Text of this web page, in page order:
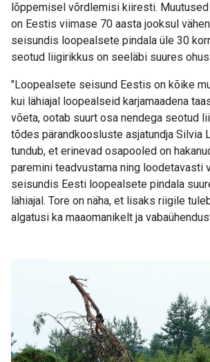
lõppemisel võrdlemisi kiiresti.
on Eestis viimase 70 aasta jooksul
seisundis loopealsete pindala üle 30
seotud liigirikkus on seeläbi suures ohus.
"Loopealsete seisund Eestis on kõike
kui lähiajal loopealseid karjamaadena
võeta, ootab suurt osa nendega seotud
tõdes pärandkoosluste asjatundja Silvia
tundub, et erinevad osapooled on
paremini teadvustama ning loodetavasti
seisundis Eesti loopealsete pindala
lähiajal. Tore on näha, et lisaks riigile
algatusi ka maaomanikelt ja